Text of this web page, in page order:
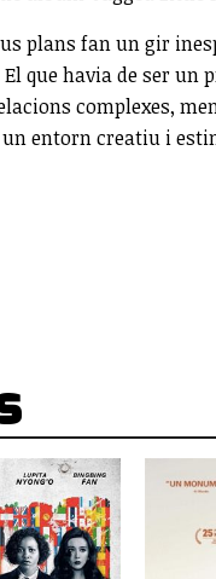
plans fan un gir
que havia de ser un
complexes,
un entorn creatiu i